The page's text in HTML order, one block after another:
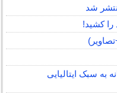
را کشید!
سبک ایتالیایی